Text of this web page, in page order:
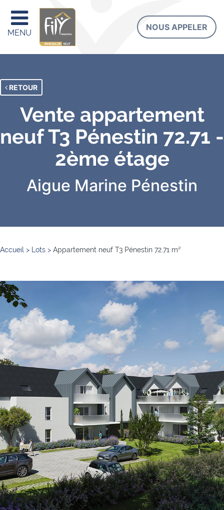
MENU
NOUS APPELER
RETOUR
Vente appartement
neuf T3 Pénestin 72.71 -
2ème étage
Aigue Marine Pénestin
Accueil > Lots > Appartement neuf T3 Pénestin 72.71 m²